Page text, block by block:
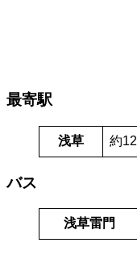
最寄駅
浅草 約
バス
浅草雷門